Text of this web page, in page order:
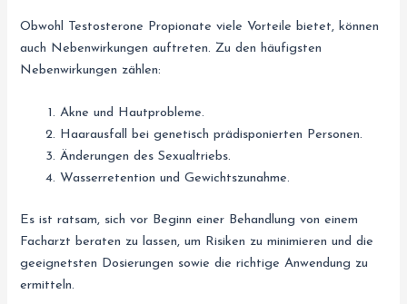
Obwohl Testosterone Propionate viele Vorteile bietet, können
auch Nebenwirkungen auftreten. Zu den häufigsten
Nebenwirkungen zählen:
Akne und Hautprobleme.
Haarausfall bei genetisch prädisponierten Personen.
Änderungen des Sexualtriebs.
Wasserretention und Gewichtszunahme.
Es ist ratsam, sich vor Beginn einer Behandlung von einem
Facharzt beraten zu lassen, um Risiken zu minimieren und die
geeignetsten Dosierungen sowie die richtige Anwendung zu
ermitteln.